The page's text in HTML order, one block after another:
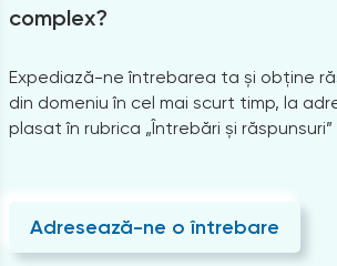
complex?
Expediază-ne întrebarea ta și obține
din domeniu în cel mai scurt timp, la
plasat în rubrica „Întrebări și răspunsuri”
Adresează-ne o întrebare